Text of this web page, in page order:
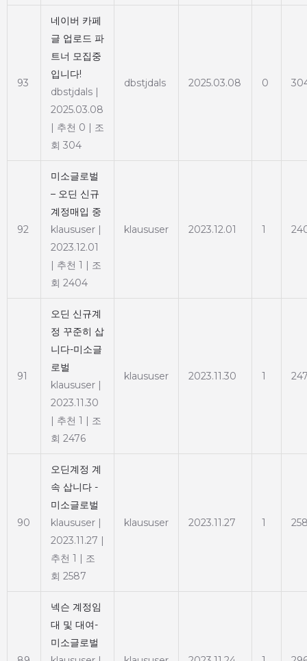
93
네이버 카페
글 업로드 파
트너 모집중
입니다!
dbstjdals |
2025.03.08
| 추천 0 | 조
회 304
dbstjdals 2025.03.08 0
92
미소글로벌
– 오딘 신규
계정매입 중
klaususer |
2023.12.01
| 추천 1 | 조
회 2404
klaususer 2023.12.01 1
91
오딘 신규계
정 꾸준히 삽
니다-미소글
로벌
klaususer |
2023.11.30
| 추천 1 | 조
회 2476
klaususer 2023.11.30 1
90
오딘계정 계
속 삽니다 -
미소글로벌
klaususer |
2023.11.27 |
추천 1 | 조
회 2587
klaususer 2023.11.27 1
넥슨 계정임
대 및 대여-
미소글로벌